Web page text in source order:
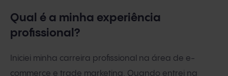
Qual é a minha experiência
profissional?
Iniciei minha carreira profissional na área de e-
commerce e trade marketing. Quando entrei na